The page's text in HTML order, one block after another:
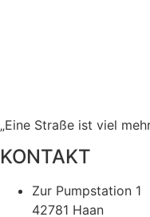
„Eine Straße ist viel
KONTAKT
Zur Pumpstation 1
42781 Haan